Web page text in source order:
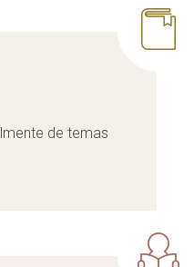
de temas